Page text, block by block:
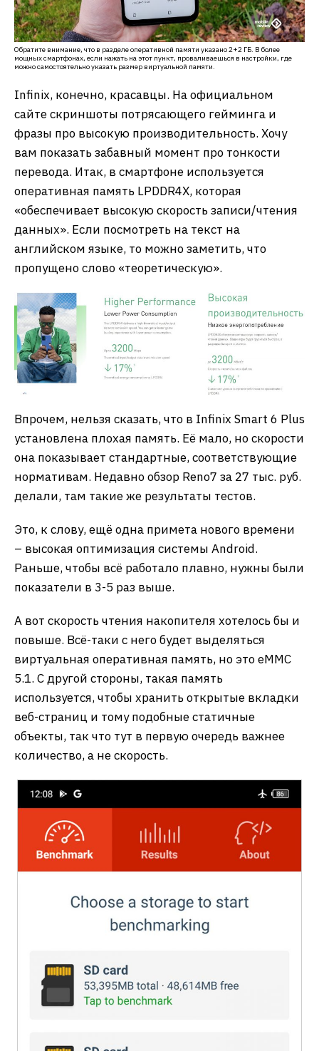
Обратите внимание, что в разделе оперативной памяти указано 2+2 ГБ. В более
мощных смартфонах, если нажать на этот пункт, проваливаешься в настройки, где
можно самостоятельно указать размер виртуальной памяти.
Infinix, конечно, красавцы. На официальном
сайте скриншоты потрясающего гейминга и
фразы про высокую производительность. Хочу
вам показать забавный момент про тонкости
перевода. Итак, в смартфоне используется
оперативная память LPDDR4X, которая
«обеспечивает высокую скорость записи/чтения
данных». Если посмотреть на текст на
английском языке, то можно заметить, что
пропущено слово «теоретическую».
Впрочем, нельзя сказать, что в Infinix Smart 6 Plus
установлена плохая память. Её мало, но скорости
она показывает стандартные, соответствующие
нормативам. Недавно обзор Reno7 за 27 тыс. руб.
делали, там такие же результаты тестов.
Это, к слову, ещё одна примета нового времени
– высокая оптимизация системы Android.
Раньше, чтобы всё работало плавно, нужны были
показатели в 3-5 раз выше.
А вот скорость чтения накопителя хотелось бы и
повыше. Всё-таки с него будет выделяться
виртуальная оперативная память, но это eMMC
5.1. С другой стороны, такая память
используется, чтобы хранить открытые вкладки
веб-страниц и тому подобные статичные
объекты, так что тут в первую очередь важнее
количество, а не скорость.